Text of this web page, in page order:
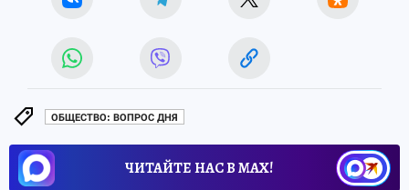
ОБЩЕСТВО: ВОПРОС ДНЯ
ЧИТАЙТЕ НАС В МАХ!